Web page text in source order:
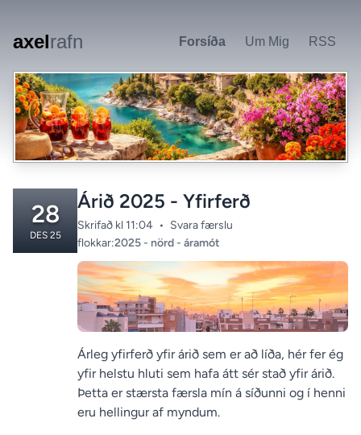
axelrafn Forsíða Um Mig RSS
28
DES 25
Árið 2025 - Yfirferð
Skrifað kl 11:04 • Svara færslu
Categories:
flokkar:2025 - nörd - áramót
Árleg yfirferð yfir árið sem er að líða, hér fer ég
yfir helstu hluti sem hafa átt sér stað yfir árið.
Þetta er stærsta færsla mín á síðunni og í henni
eru hellingur af myndum.